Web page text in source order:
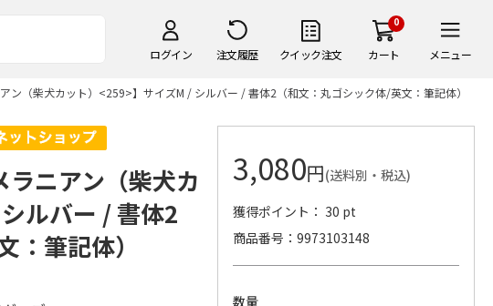
ログイン 注文履歴 クイック注文
0
カート メニュー
ン（柴犬カット）<259>】サイズM / シルバー / 書体2（和文：丸ゴシック体/英文：筆記体）
ニアン（柴犬カ
ルバー / 書体2
：筆記体）
3,080円(送料別・税込)
獲得ポイント： 30 pt
商品番号
9973103148
数量